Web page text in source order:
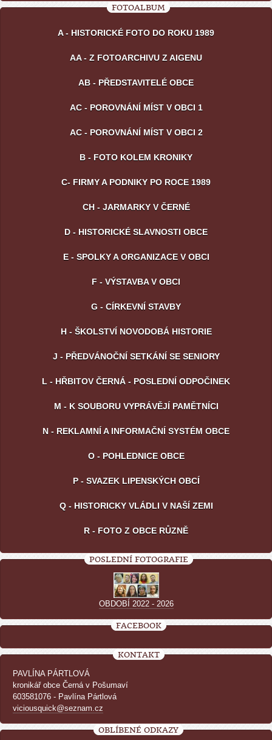
FOTOALBUM
A - HISTORICKÉ FOTO DO ROKU 1989
AA - Z FOTOARCHIVU Z AIGENU
AB - PŘEDSTAVITELÉ OBCE
AC - POROVNÁNÍ MÍST V OBCI 1
AC - POROVNÁNÍ MÍST V OBCI 2
B - FOTO KOLEM KRONIKY
C- FIRMY A PODNIKY PO ROCE 1989
CH - JARMARKY V ČERNÉ
D - HISTORICKÉ SLAVNOSTI OBCE
E - SPOLKY A ORGANIZACE V OBCI
F - VÝSTAVBA V OBCI
G - CÍRKEVNÍ STAVBY
H - ŠKOLSTVÍ NOVODOBÁ HISTORIE
J - PŘEDVÁNOČNÍ SETKÁNÍ SE SENIORY
L - HŘBITOV ČERNÁ - POSLEDNÍ ODPOČINEK
M - K SOUBORU VYPRÁVĚJÍ PAMĚTNÍCI
N - REKLAMNÍ A INFORMAČNÍ SYSTÉM OBCE
O - POHLEDNICE OBCE
P - SVAZEK LIPENSKÝCH OBCÍ
Q - HISTORICKY VLÁDLI V NAŠÍ ZEMI
R - FOTO Z OBCE RŮZNĚ
POSLEDNÍ FOTOGRAFIE
OBDOBÍ 2022 - 2026
FACEBOOK
KONTAKT
PAVLÍNA PÁRTLOVÁ
kronikář obce Černá v Pošumaví
603581076 - Pavlína Pártlová
viciousquick@seznam.cz
OBLÍBENÉ ODKAZY